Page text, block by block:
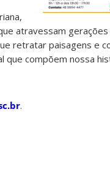
atravessam
retratar paisagens e
que compõem nossa
.